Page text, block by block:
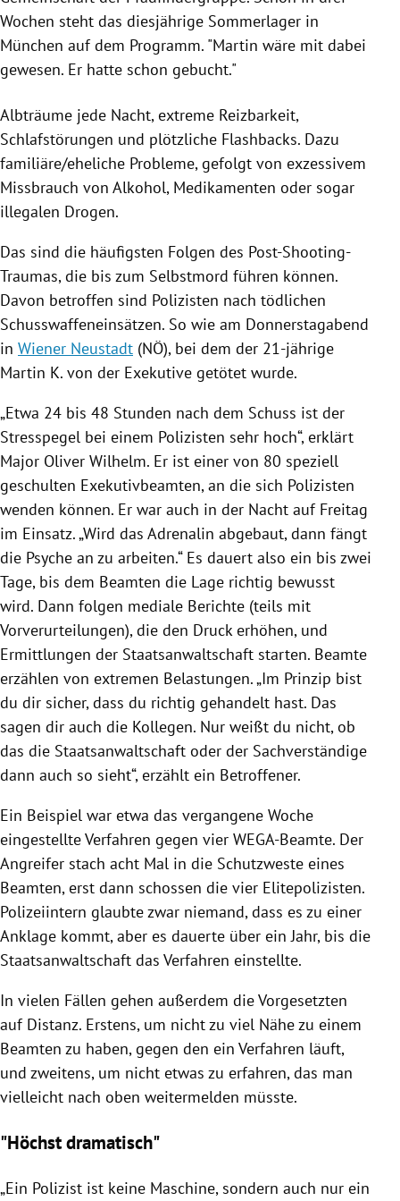
Wochen steht das diesjährige Sommerlager in
München auf dem Programm. "Martin wäre mit dabei
gewesen. Er hatte schon gebucht."
Albträume jede Nacht, extreme Reizbarkeit,
Schlafstörungen und plötzliche Flashbacks. Dazu
familiäre/eheliche Probleme, gefolgt von exzessivem
Missbrauch von Alkohol, Medikamenten oder sogar
illegalen Drogen.
Das sind die häufigsten Folgen des Post-Shooting-
Traumas, die bis zum Selbstmord führen können.
Davon betroffen sind Polizisten nach tödlichen
Schusswaffeneinsätzen. So wie am Donnerstagabend
in Wiener Neustadt (NÖ), bei dem der 21-jährige
Martin K. von der Exekutive getötet wurde.
„Etwa 24 bis 48 Stunden nach dem Schuss ist der
Stresspegel bei einem Polizisten sehr hoch“, erklärt
Major Oliver Wilhelm. Er ist einer von 80 speziell
geschulten Exekutivbeamten, an die sich Polizisten
wenden können. Er war auch in der Nacht auf Freitag
im Einsatz. „Wird das Adrenalin abgebaut, dann fängt
die Psyche an zu arbeiten.“ Es dauert also ein bis zwei
Tage, bis dem Beamten die Lage richtig bewusst
wird. Dann folgen mediale Berichte (teils mit
Vorverurteilungen), die den Druck erhöhen, und
Ermittlungen der Staatsanwaltschaft starten. Beamte
erzählen von extremen Belastungen. „Im Prinzip bist
du dir sicher, dass du richtig gehandelt hast. Das
sagen dir auch die Kollegen. Nur weißt du nicht, ob
das die Staatsanwaltschaft oder der Sachverständige
dann auch so sieht“, erzählt ein Betroffener.
Ein Beispiel war etwa das vergangene Woche
eingestellte Verfahren gegen vier WEGA-Beamte. Der
Angreifer stach acht Mal in die Schutzweste eines
Beamten, erst dann schossen die vier Elitepolizisten.
Polizeiintern glaubte zwar niemand, dass es zu einer
Anklage kommt, aber es dauerte über ein Jahr, bis die
Staatsanwaltschaft das Verfahren einstellte.
In vielen Fällen gehen außerdem die Vorgesetzten
auf Distanz. Erstens, um nicht zu viel Nähe zu einem
Beamten zu haben, gegen den ein Verfahren läuft,
und zweitens, um nicht etwas zu erfahren, das man
vielleicht nach oben weitermelden müsste.
"Höchst dramatisch"
„Ein Polizist ist keine Maschine, sondern auch nur ein